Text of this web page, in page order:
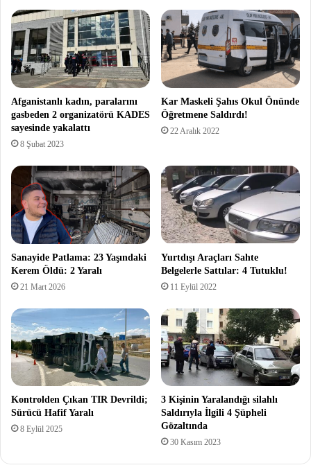
Afganistanlı kadın, paralarını
gasbeden 2 organizatörü KADES
sayesinde yakalattı
8 Şubat 2023
Kar Maskeli Şahıs Okul Önünde
Öğretmene Saldırdı!
22 Aralık 2022
Sanayide Patlama: 23 Yaşındaki
Kerem Öldü: 2 Yaralı
21 Mart 2026
Yurtdışı Araçları Sahte
Belgelerle Sattılar: 4 Tutuklu!
11 Eylül 2022
Kontrolden Çıkan TIR Devrildi;
Sürücü Hafif Yaralı
8 Eylül 2025
3 Kişinin Yaralandığı silahlı
Saldırıyla İlgili 4 Şüpheli
Gözaltında
30 Kasım 2023